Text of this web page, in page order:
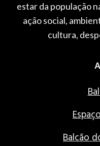
estar da população
ação social,
cultura,
Balcão